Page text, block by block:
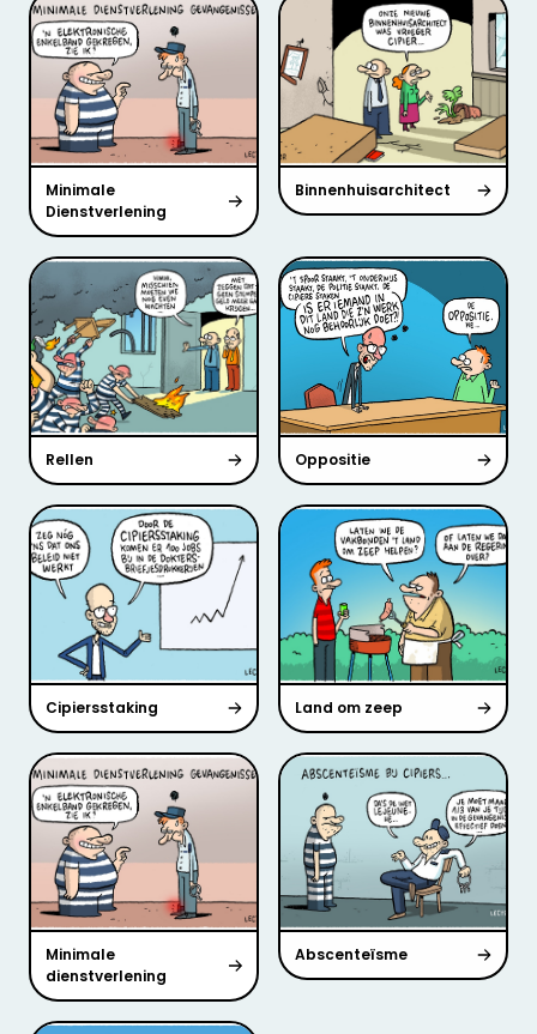
Minimale
Dienstverlening
Binnenhuisarchitect
Rellen Oppositie
Cipiersstaking Land om zeep
Minimale
dienstverlening
Abscenteïsme